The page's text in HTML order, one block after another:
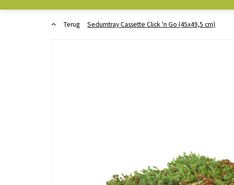
Terug Sedumtray Cassette Click 'n Go (45x49,5 cm)